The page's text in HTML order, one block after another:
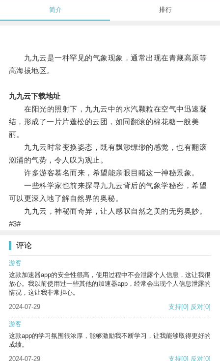
简介 排行
九九云是一种罕见的气象现象，通常出现在青藏高原等
高海拔地区。
九九云下载地址
在阳光的照射下，九九云中的水汽颗粒在空气中迅速凝
结，形成了一片片蓬松的云团，如同翻滚的棉花糖一般美
丽。
九九云时常变换姿态，既有飘渺缥缈的感觉，也有翻滚
汹涌的气势，令人叹为观止。
许多游客慕名而来，希望能亲眼目睹这一神秘景象。
一些科学家也前来探寻九九云背后的气象学秘密，希望
可以更深入地了解自然界的奥秘。
九九云，神秘而奇异，让人感叹自然之美的无穷奥妙。
#3#
评论
游客
这款加速器app的安全性很高，使用过程中不会泄露个人信息，这让我很
放心。我以前使用过一些其他的加速器app，经常会出现个人信息泄露的
情况，这让我非常担心。
2024-07-29
支持[0] 反对[0]
游客
这款app的学习氛围很浓厚，能够激励我不断学习，让我能够取得更好的
成绩。
2024-07-29
支持[0] 反对[0]